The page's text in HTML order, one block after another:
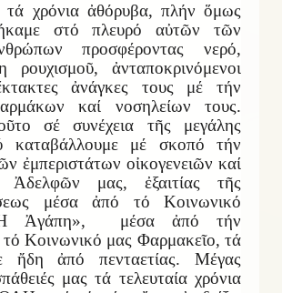
χρόνια ἀθόρυβα, πλήν ὅμως
στό πλευρό αὐτῶν τῶν
προσφέροντας νερό,
ρουχισμοῦ, ἀνταποκρινόμενοι
ἀνάγκες τους μέ τήν
καί νοσηλείων τους.
σέ συνέχεια τῆς μεγάλης
καταβάλλουμε μέ σκοπό τήν
ἐμπεριστάτων οἰκογενειῶν καί
Ἀδελφῶν μας, ἐξαιτίας τῆς
μέσα ἀπό τό Κοινωνικό
Ἀγάπη», μέσα ἀπό τήν
τό Κοινωνικό μας Φαρμακεῖο, τά
ἤδη ἀπό πενταετίας. Μέγας
μας τά τελευταία χρόνια